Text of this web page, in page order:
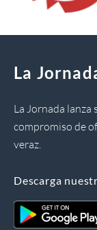
La
La Jornada
compromiso de
veraz.
Descarga